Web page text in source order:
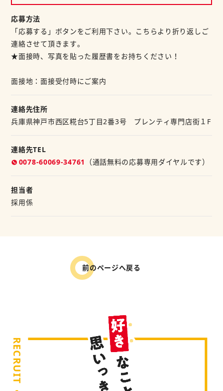
応募方法
「応募する」ボタンをご利用下さい。こちらより折り返しご
連絡させて頂きます。
★面接時、写真を貼った履歴書をお持ちください！
面接地：面接受付時にご案内
連絡先住所
兵庫県神戸市西区糀台5丁目2番3号 プレンティ専門店街１F
連絡先TEL
0078-60069-34761
（通話無料の応募専用ダイヤルです）
担当者
採用係
前のページへ戻る
RECRUIT